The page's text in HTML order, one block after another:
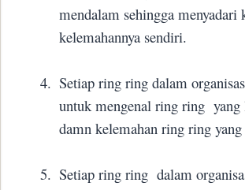
mendalam sehingga menyadari
kelemahannya sendiri.
4. Setiap ring ring dalam
untuk mengenal ring ring
damn kelemahan ring ring
5. Setiap ring ring dalam